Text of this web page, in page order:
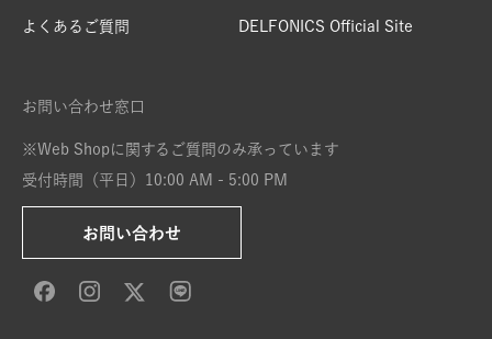
よくあるご質問 DELFONICS Official Site
お問い合わせ窓口
※Web Shopに関するご質問のみ承っています
受付時間（平日）10:00 AM - 5:00 PM
お問い合わせ